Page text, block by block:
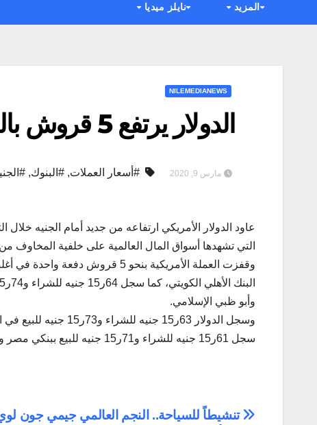
المزيد نايلز ميديا
NILEMEDIANEWS
الدولار يرتفع 5 قروش بالبنوك بسبب فيروس كورونا
مارس 9, 2020 #أسعار العملات, #البنوك,
عاود الدولار الأمريكي ارتفاعه من جديد أمام الجنيه خلال
التي تشهدها أسواق المال العالمية على خلفية
وأبو ظبي الإسلامي.
وسجل الدولار 63ر15
سجل 61ر15 جنيه للشراء و71ر15 جنيه للبيع ببنكي مصر والأهلي.
تنشيطاً للسياحة.. النجم العالمي جيمي جون